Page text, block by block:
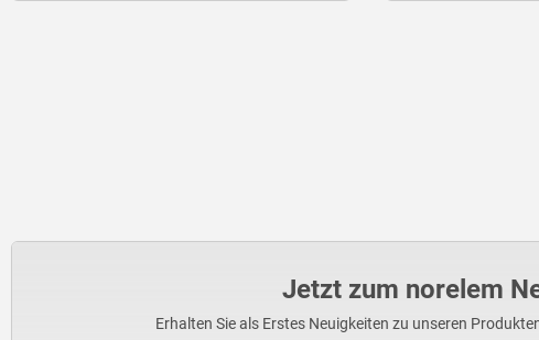
Jetzt zum norelem
Erhalten Sie als Erstes Neuigkeiten zu unseren